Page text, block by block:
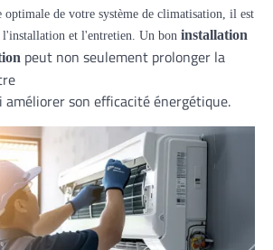
optimale de votre système de climatisation, il est
l'installation et l'entretien. Un bon installation
peut non seulement prolonger la
améliorer son efficacité énergétique.